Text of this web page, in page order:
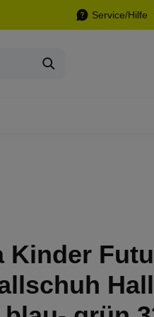
Service/Hilfe
Kinder